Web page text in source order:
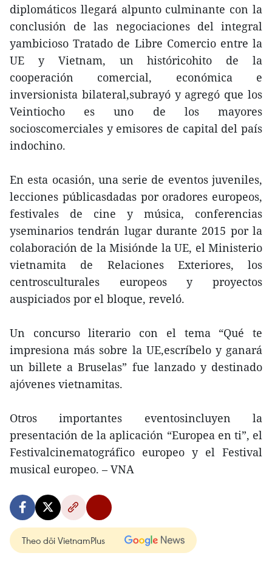
diplomáticos llegará alpunto culminante con la
conclusión de las negociaciones del integral
yambicioso Tratado de Libre Comercio entre la
UE y Vietnam, un históricohito de la
cooperación comercial, económica e
inversionista bilateral,subrayó y agregó que los
Veintiocho es uno de los mayores
socioscomerciales y emisores de capital del país
indochino.
En esta ocasión, una serie de eventos juveniles,
lecciones públicasdadas por oradores europeos,
festivales de cine y música, conferencias
yseminarios tendrán lugar durante 2015 por la
colaboración de la Misiónde la UE, el Ministerio
vietnamita de Relaciones Exteriores, los
centrosculturales europeos y proyectos
auspiciados por el bloque, reveló.
Un concurso literario con el tema “Qué te
impresiona más sobre la UE,escríbelo y ganará
un billete a Bruselas” fue lanzado y destinado
ajóvenes vietnamitas.
Otros importantes eventosincluyen la
presentación de la aplicación “Europea en ti”, el
Festivalcinematográfico europeo y el Festival
musical europeo. – VNA
Theo dõi VietnamPlus